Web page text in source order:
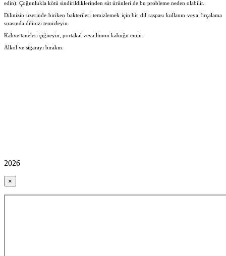
edin). Çoğunlukla kötü sindirildiklerinden süt ürünleri de bu probleme neden olabilir.
Dilinizin üzerinde biriken bakterileri temizlemek için bir dil raspası kullanın veya fırçalama
sırasında dilinizi temizleyin.
Kahve taneleri çiğneyin, portakal veya limon kabuğu emin.
Alkol ve sigarayı bırakın.
2026
×